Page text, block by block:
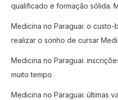
qualificado e formação sólida.
Medicina no Paraguai: o
realizar o sonho de cursar
Medicina no Paraguai:
muito tempo
Medicina no Paraguai: últimas